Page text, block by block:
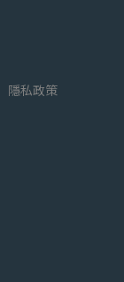
隱私政策